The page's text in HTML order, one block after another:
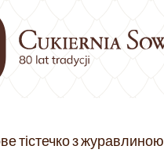
тістечко з журавлиною